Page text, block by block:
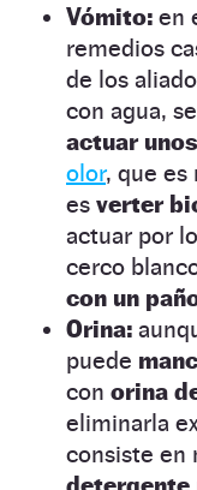
Vómito: en
remedios
de los
con agua,
actuar
olor, que es
es verter
actuar por
cerco
con un
Orina:
puede
con orina
eliminarla
consiste en